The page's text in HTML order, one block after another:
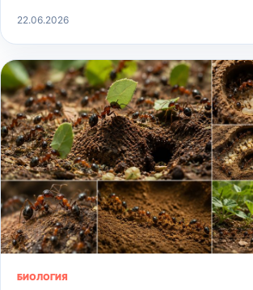
22.06.2026
БИОЛОГИЯ